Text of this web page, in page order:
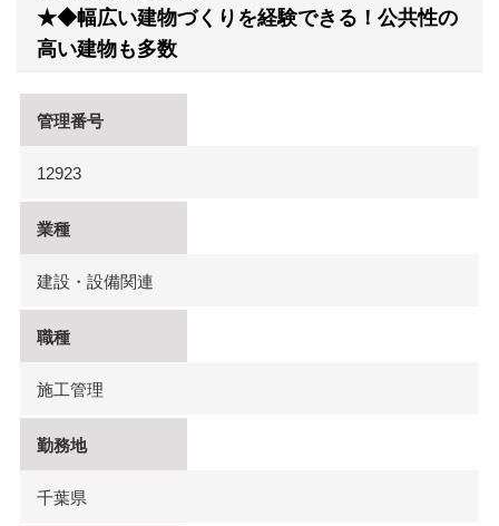
★◆幅広い建物づくりを経験できる！公共性の
高い建物も多数
管理番号
12923
業種
建設・設備関連
職種
施工管理
勤務地
千葉県